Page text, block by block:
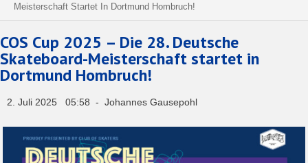
Meisterschaft Startet In Dortmund Hombruch!
COS Cup 2025 – Die 28. Deutsche
Skateboard-Meisterschaft startet in
Dortmund Hombruch!
2. Juli 2025 05:58 - Johannes Gausepohl